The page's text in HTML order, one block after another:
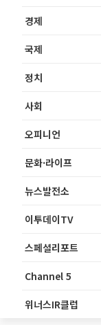
경제
국제
정치
사회
오피니언
문화·라이프
뉴스발전소
이투데이TV
스페셜리포트
Channel 5
위너스IR클럽